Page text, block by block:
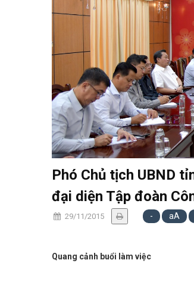
Phó Chủ tịch UBND
đại diện Tập đoàn
29/11/2015 - aA
Quang cảnh buổi làm việc